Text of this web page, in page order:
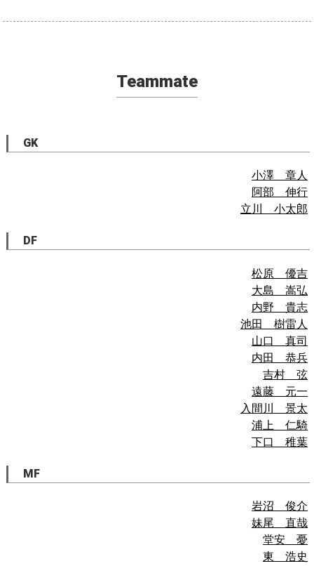
Teammate
GK
小澤 章人
阿部 伸行
立川 小太郎
DF
松原 優吉
大島 嵩弘
内野 貴志
池田 樹雷人
山口 真司
内田 恭兵
吉村 弦
遠藤 元一
入間川 景太
浦上 仁騎
下口 稚葉
MF
岩沼 俊介
妹尾 直哉
堂安 憂
東 浩史